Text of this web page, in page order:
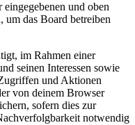
und oben
um das Board betreiben
im Rahmen einer
seinen Interessen sowie
und Aktionen
von deinem Browser
sofern dies zur
notwendig